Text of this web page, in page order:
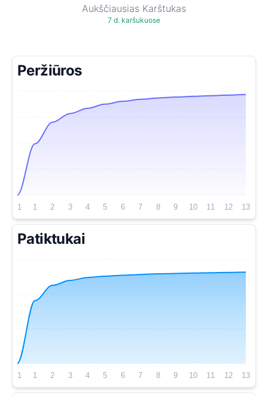
Aukščiausias Karštukas
7 d. karšukuose
Peržiūros
31 1 2 3 4 5 6 7 8 9 10 11 12 13
Patiktukai
31 1 2 3 4 5 6 7 8 9 10 11 12 13